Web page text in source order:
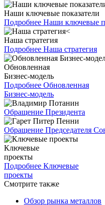
Наши ключевые показатели
Подробнее Наши ключевые
Наша стратегия
Подробнее Наша стратегия
Обновленная
Бизнес-модель
Подробнее Обновленная
Бизнес-модель
Обращение Президента
Обращение Председателя
Ключевые
проекты
Подробнее Ключевые
проекты
Смотрите также
Обзор рынка металлов